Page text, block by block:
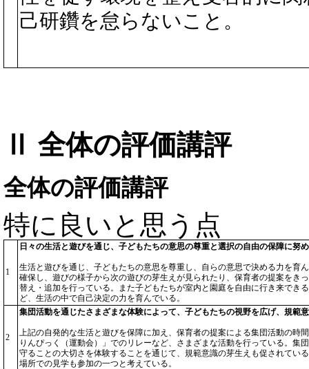
己研鑽を怠らないこと。
Ⅱ 全体の評価講評
全体の評価講評
特に良いと思う点
1
日々の生活と遊びを通じ、子どもたちの意思の尊重と選択の自由の保障に努
生活と遊びを通じ、子どもたちの意思を尊重し、自らの意思で決める力を育
確保し、遊びの様子から次の遊びの芽生えが見られたり、保育者の提案をき
替え・追加を行っている。また子どもたちが室内と園庭を自由に行き来でき
ど、生活の中で自己決定の力を育んでいる。
2
集団活動を通じたさまざまな体験によって、子どもたちの視野を広げ、規範
上記の自発的な生活と遊びを保障に加え、保育者の提案による集団活動の時
りんぴっく（運動会）」でのリレーなど、さまざまな活動を行っている。
守ることの大切さを体験することを通じて、規範意識の芽生えも促されてい
場所での見学も参加の一つと考えている。